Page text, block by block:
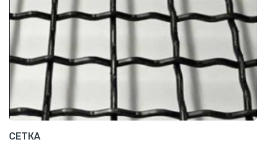
СЕТКА